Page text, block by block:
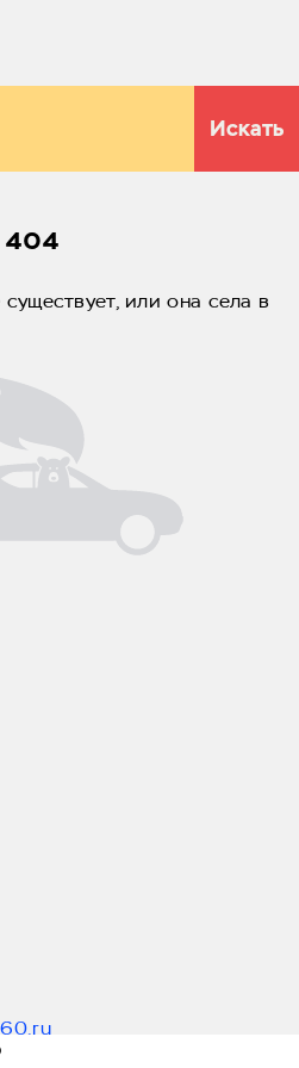
Искать
404
или она села в